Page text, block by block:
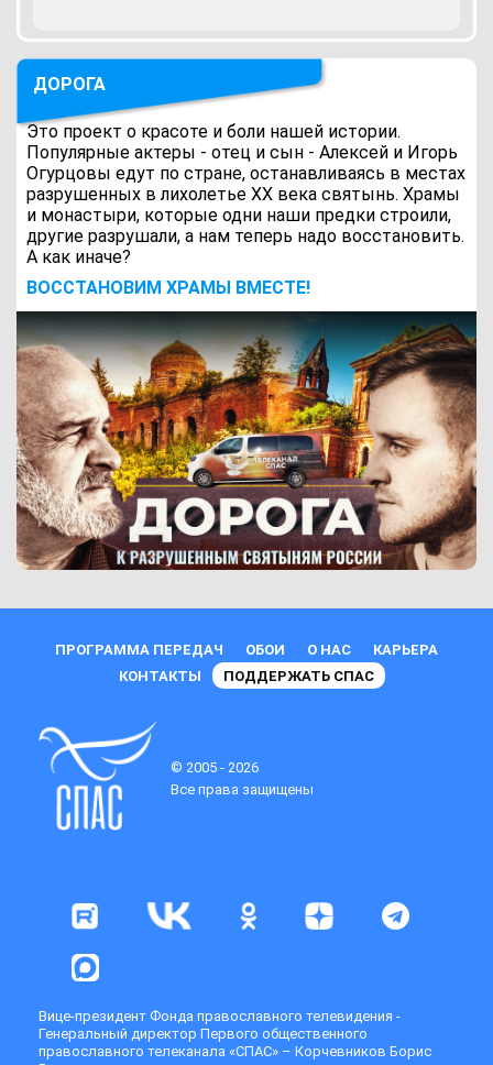
ДОРОГА
Это проект о красоте и боли нашей истории.
Популярные актеры - отец и сын - Алексей и Игорь
Огурцовы едут по стране, останавливаясь в местах
разрушенных в лихолетье ХХ века святынь. Храмы
и монастыри, которые одни наши предки строили,
другие разрушали, а нам теперь надо восстановить.
А как иначе?
ВОCСТАНОВИМ ХРАМЫ ВМЕСТЕ!
ПРОГРАММА ПЕРЕДАЧ ОБОИ О НАС
КАРЬЕРА
КОНТАКТЫ
ПОДДЕРЖАТЬ СПАС
© 2005 - 2026
Все права защищены
Вице-президент Фонда православного телевидения -
Генеральный директор Первого общественного
православного телеканала «СПАС» – Корчевников Борис